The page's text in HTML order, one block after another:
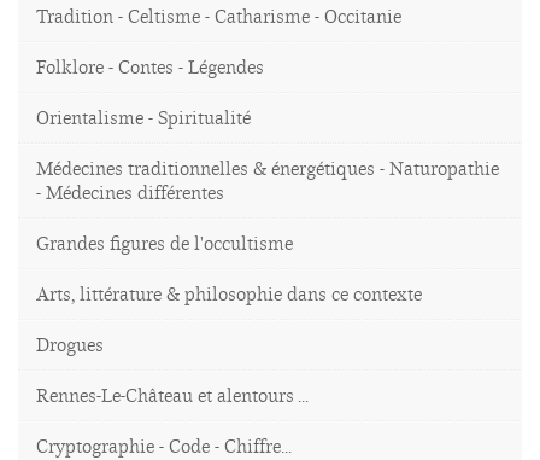
Tradition - Celtisme - Catharisme - Occitanie
Folklore - Contes - Légendes
Orientalisme - Spiritualité
Médecines traditionnelles & énergétiques - Naturopathie
- Médecines différentes
Grandes figures de l'occultisme
Arts, littérature & philosophie dans ce contexte
Drogues
Rennes-Le-Château et alentours ...
Cryptographie - Code - Chiffre...